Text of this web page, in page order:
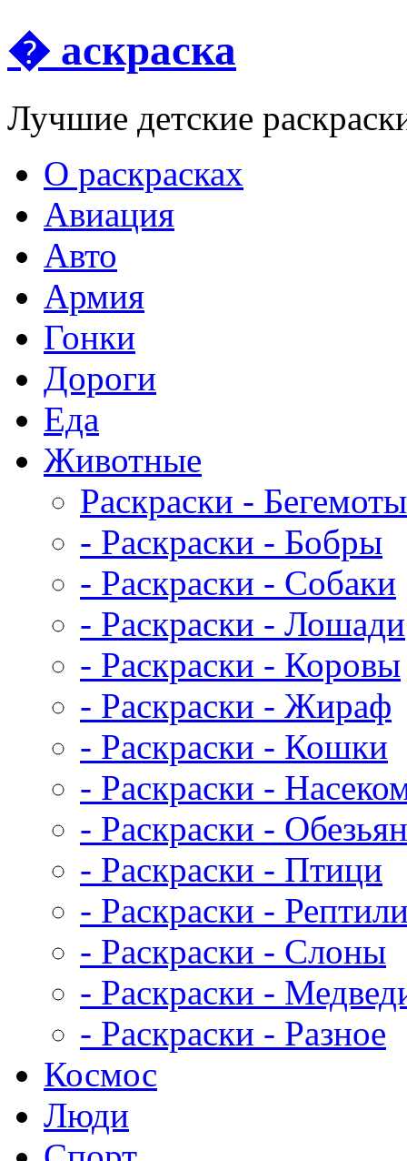
� аскраска
Лучшие детские
О раскрасках
Авиация
Авто
Армия
Гонки
Дороги
Еда
Животныe
Раскраски - Бегемоты
- Раскраски - Бобры
- Раскраски - Собаки
- Раскраски - Лошади
- Раскраски - Коровы
- Раскраски - Жираф
- Раскраски - Кошки
- Раскраски -
- Раскраски -
- Раскраски - Птици
- Раскраски -
- Раскраски - Слоны
- Раскраски -
- Раскраски - Разное
Космос
Люди